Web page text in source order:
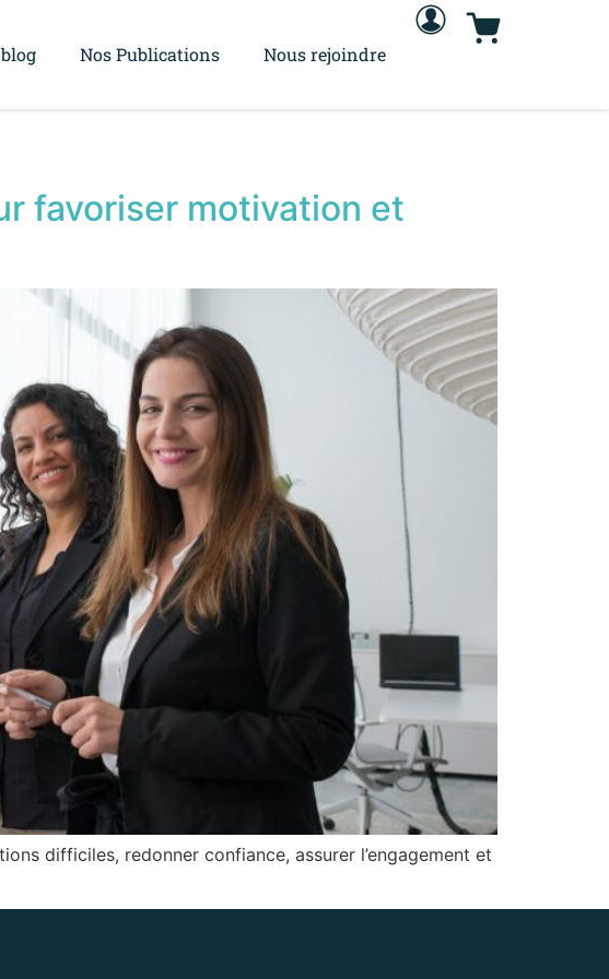
Nos Publications Nous rejoindre
favoriser motivation et
difficiles, redonner confiance, assurer l’engagement et